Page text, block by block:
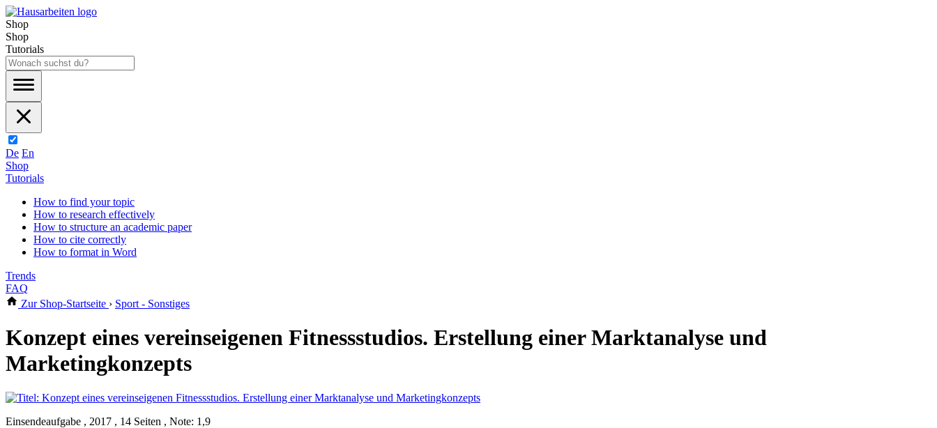
Shop
Shop
Tutorials
De En
Shop
Tutorials
How to find your topic
How to research effectively
How to structure an academic paper
How to cite correctly
How to format in Word
Trends
FAQ
Zur Shop-Startseite › Sport - Sonstiges
Konzept eines vereinseigenen Fitnessstudios. Erstellung einer Marktanalyse und
Marketingkonzepts
Einsendeaufgabe , 2017 , 14 Seiten , Note: 1,9